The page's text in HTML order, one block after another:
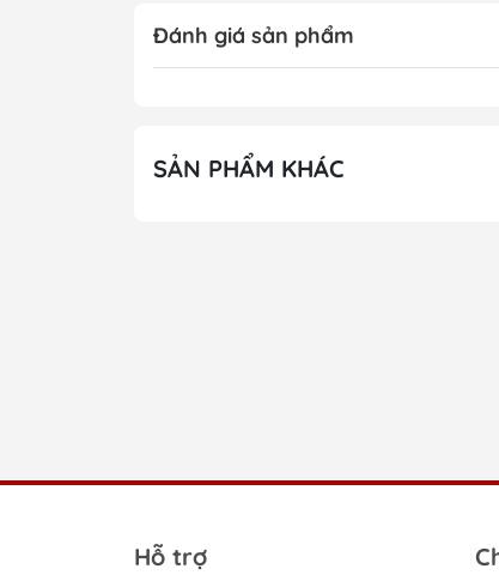
Đánh giá sản phẩm
SẢN PHẨM KHÁC
Hỗ trợ